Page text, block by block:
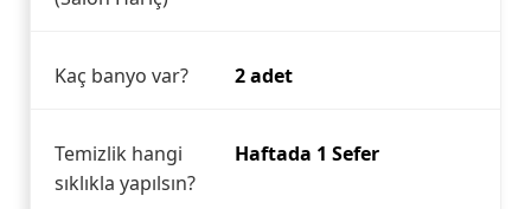
Kaç banyo var? 2 adet
Temizlik hangi
sıklıkla yapılsın?
Haftada 1 Sefer